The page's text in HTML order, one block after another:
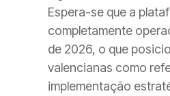
Espera-se que a
completamente
de 2026, o que
valencianas como
implementação